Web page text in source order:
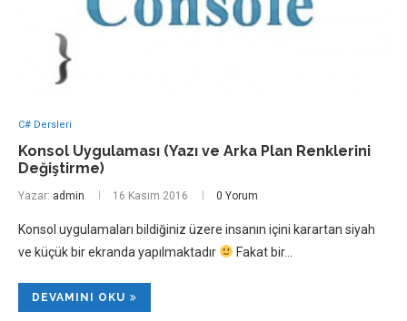
C# Dersleri
Konsol Uygulaması (Yazı ve Arka Plan Renklerini
Değiştirme)
Yazar: admin 16 Kasım 2016 0 Yorum
Konsol uygulamaları bildiğiniz üzere insanın içini karartan siyah
ve küçük bir ekranda yapılmaktadır
Fakat bir…
DEVAMINI OKU